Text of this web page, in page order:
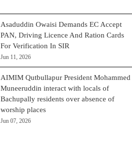
Asaduddin Owaisi Demands EC Accept
PAN, Driving Licence And Ration Cards
For Verification In SIR
Jun 11, 2026
AIMIM Qutbullapur President Mohammed
Muneeruddin interact with locals of
Bachupally residents over absence of
worship places
Jun 07, 2026